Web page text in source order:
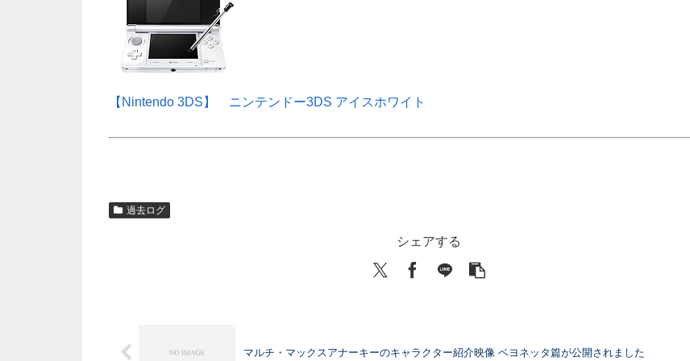
【Nintendo 3DS】 ニンテンドー3DS アイスホワイト
過去ログ
シェアする
マルチ・マックスアナーキーのキャラクター紹介映像 ベヨネッタ篇が公開されました